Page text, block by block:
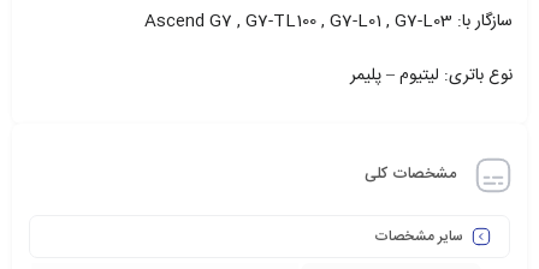
سازگار با: Ascend G7 , G7-TL100 , G7-L01 , G7-L03
نوع باتری: لیتیوم – پلیمر
مشخصات کلی
سایر مشخصات